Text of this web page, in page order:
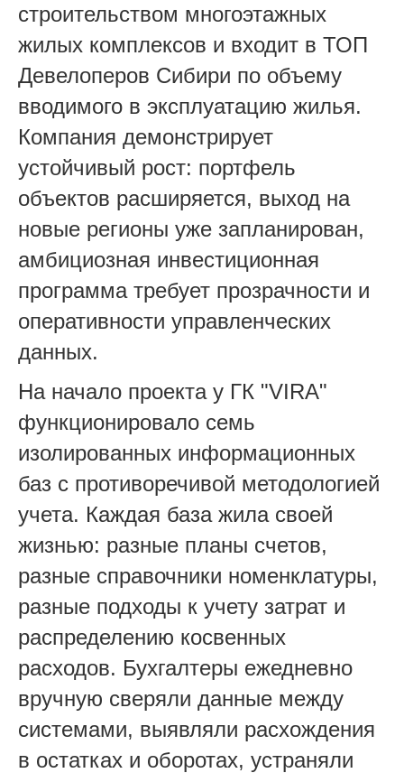
строительством многоэтажных
жилых комплексов и входит в ТОП
Девелоперов Сибири по объему
вводимого в эксплуатацию жилья.
Компания демонстрирует
устойчивый рост: портфель
объектов расширяется, выход на
новые регионы уже запланирован,
амбициозная инвестиционная
программа требует прозрачности и
оперативности управленческих
данных.
На начало проекта у ГК "VIRA"
функционировало семь
изолированных информационных
баз с противоречивой методологией
учета. Каждая база жила своей
жизнью: разные планы счетов,
разные справочники номенклатуры,
разные подходы к учету затрат и
распределению косвенных
расходов. Бухгалтеры ежедневно
вручную сверяли данные между
системами, выявляли расхождения
в остатках и оборотах, устраняли